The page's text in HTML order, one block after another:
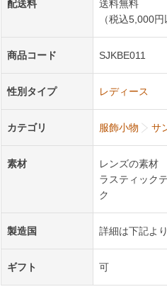
配送料
送料無料
（税込5,000
商品コード SJKBE011
性別タイプ レディース
カテゴリ 服飾小物 サ
素材
レンズの素
ラスティック
ク
製造国 詳細は下記よ
ギフト 可